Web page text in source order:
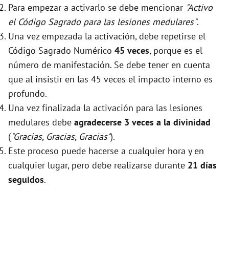
Para empezar a activarlo se debe mencionar "Activo
el Código Sagrado para las lesiones medulares".
Una vez empezada la activación, debe repetirse el
Código Sagrado Numérico 45 veces, porque es el
número de manifestación. Se debe tener en cuenta
que al insistir en las 45 veces el impacto interno es
profundo.
Una vez finalizada la activación para las lesiones
medulares debe agradecerse 3 veces a la divinidad
("Gracias, Gracias, Gracias").
Este proceso puede hacerse a cualquier hora y en
cualquier lugar, pero debe realizarse durante 21 días
seguidos.